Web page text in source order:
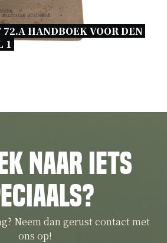
HANDBOEK VOOR DEN
1
naar iets
Neem dan gerust contact met
ons op!